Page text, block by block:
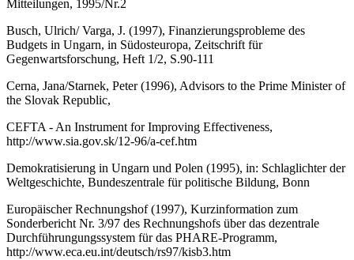
Mitteilungen, 1995/Nr.2
Busch, Ulrich/ Varga, J. (1997), Finanzierungsprobleme des
Budgets in Ungarn, in Südosteuropa, Zeitschrift für
Gegenwartsforschung, Heft 1/2, S.90-111
Cerna, Jana/Starnek, Peter (1996), Advisors to the Prime Minister of
the Slovak Republic,
CEFTA - An Instrument for Improving Effectiveness,
http://www.sia.gov.sk/12-96/a-cef.htm
Demokratisierung in Ungarn und Polen (1995), in: Schlaglichter der
Weltgeschichte, Bundeszentrale für politische Bildung, Bonn
Europäischer Rechnungshof (1997), Kurzinformation zum
Sonderbericht Nr. 3/97 des Rechnungshofs über das dezentrale
Durchführungungssystem für das PHARE-Programm,
http://www.eca.eu.int/deutsch/rs97/kisb3.htm